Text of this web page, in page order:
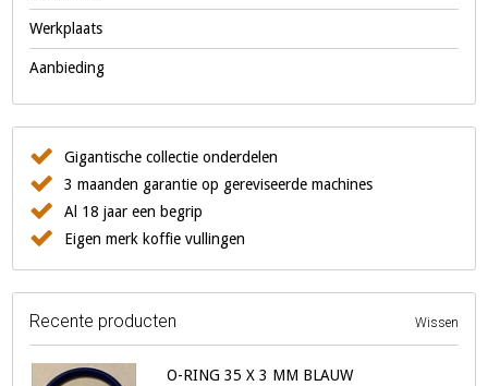
Werkplaats
Aanbieding
Gigantische collectie onderdelen
3 maanden garantie op gereviseerde machines
Al 18 jaar een begrip
Eigen merk koffie vullingen
Recente producten Wissen
O-RING 35 X 3 MM BLAUW